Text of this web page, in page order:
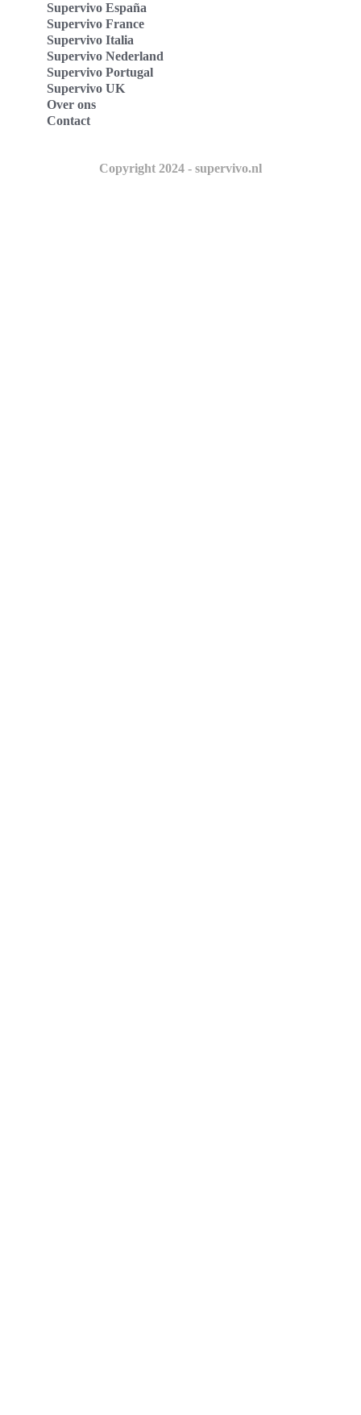
Supervivo España
Supervivo France
Supervivo Italia
Supervivo Nederland
Supervivo Portugal
Supervivo UK
Over ons
Contact
Copyright 2024 - supervivo.nl